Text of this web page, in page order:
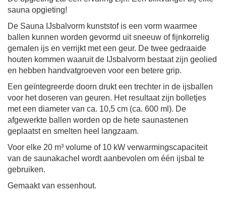
sauna opgieting!
De Sauna IJsbalvorm kunststof is een vorm waarmee
ballen kunnen worden gevormd uit sneeuw of fijnkorrelig
gemalen ijs en verrijkt met een geur. De twee gedraaide
houten kommen waaruit de IJsbalvorm bestaat zijn geolied
en hebben handvatgroeven voor een betere grip.
Een geïntegreerde doorn drukt een trechter in de ijsballen
voor het doseren van geuren. Het resultaat zijn bolletjes
met een diameter van ca. 10,5 cm (ca. 600 ml). De
afgewerkte ballen worden op de hete saunastenen
geplaatst en smelten heel langzaam.
Voor elke 20 m³ volume of 10 kW verwarmingscapaciteit
van de saunakachel wordt aanbevolen om één ijsbal te
gebruiken.
Gemaakt van essenhout.